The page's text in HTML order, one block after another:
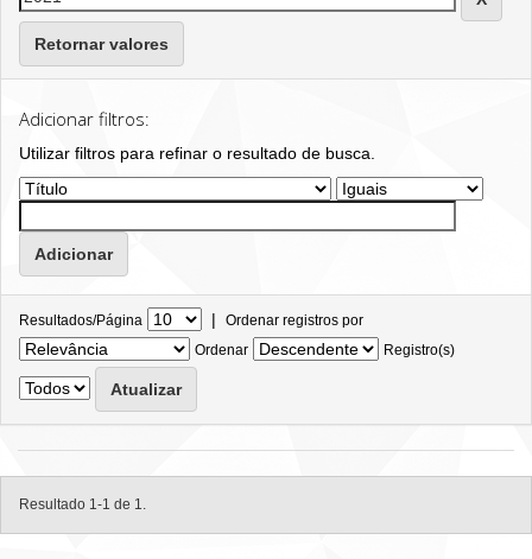
Retornar valores
Adicionar filtros:
Utilizar filtros para refinar o resultado de busca.
Resultados/Página | Ordenar registros por
Ordenar
Registro(s)
Resultado 1-1 de 1.